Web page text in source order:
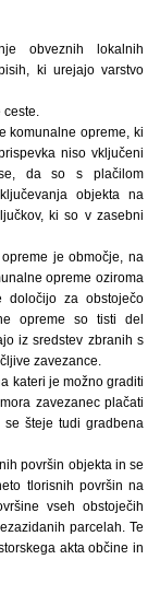
obveznih lokalnih
ki urejajo varstvo
komunalne opreme, ki
niso vključeni
se, da so s plačilom
objekta na
ki so v zasebni
je območje, na
opreme oziroma
določijo za obstoječo
opreme so tisti del
iz sredstev zbranih s
zavezance.
kateri je možno graditi
zavezanec plačati
šteje tudi gradbena
površin objekta in se
tlorisnih površin na
vseh obstoječih
parcelah. Te
akta občine in